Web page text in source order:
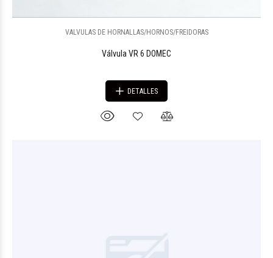
VALVULAS DE HORNALLAS/HORNOS/FREIDORAS
Válvula VR 6 DOMEC
DETALLES